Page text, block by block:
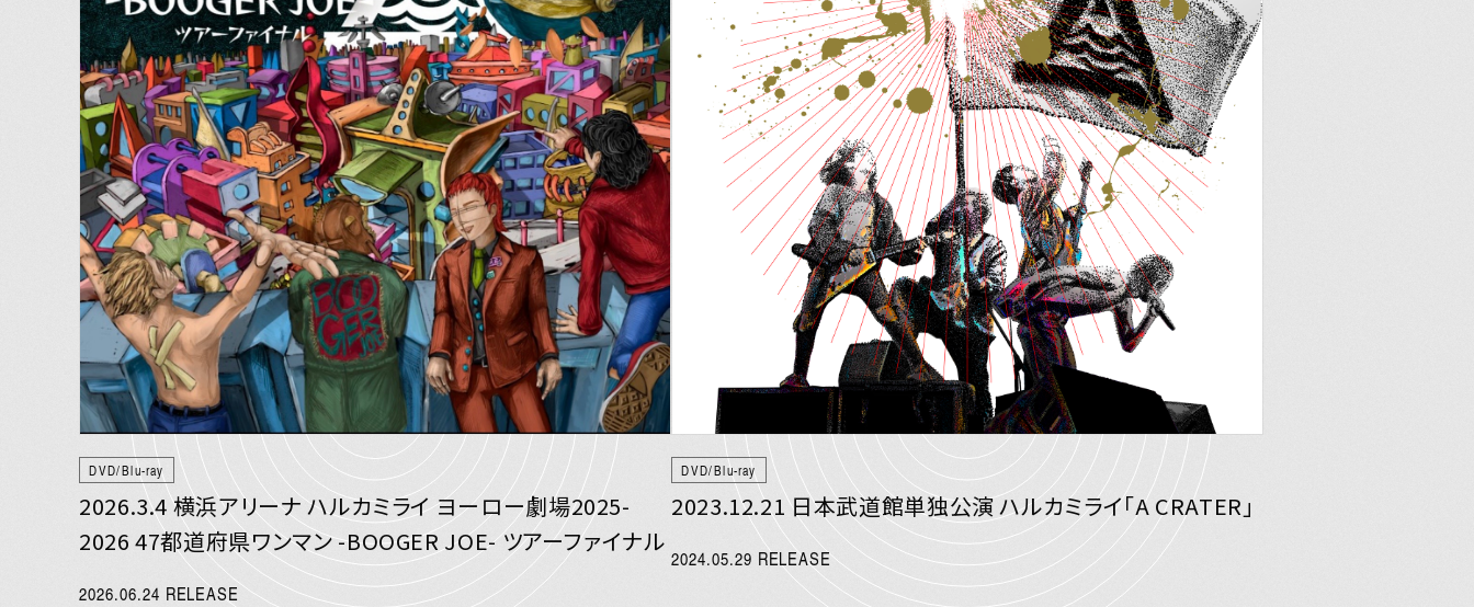
HOME
Official X Instagram YouTube LINE MUSIC Apple Music Spotify
PICTURE
あああああ
別冊 橋本学左脳読本
メキ麺記ギルティ
すどこまレディオ
東の頑張り日記
DVD/Blu-ray
2026.3.4 横浜アリーナ ハルカミライ ヨーロー劇場2025-
2026 47都道府県ワンマン -BOOGER JOE- ツアーファイナル
2026.06.24 RELEASE
DVD/Blu-ray
2023.12.21 日本武道館単独公演 ハルカミライ「A CRATER」
2024.05.29 RELEASE